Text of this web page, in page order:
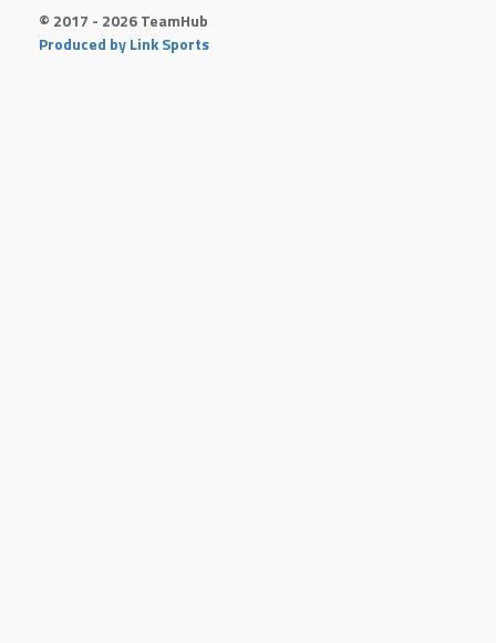
© 2017 - 2026 TeamHub
Produced by Link Sports